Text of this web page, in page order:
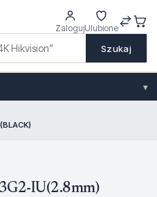
Szukaj
ZalogujUlubione
▾
IU(2.8mm)